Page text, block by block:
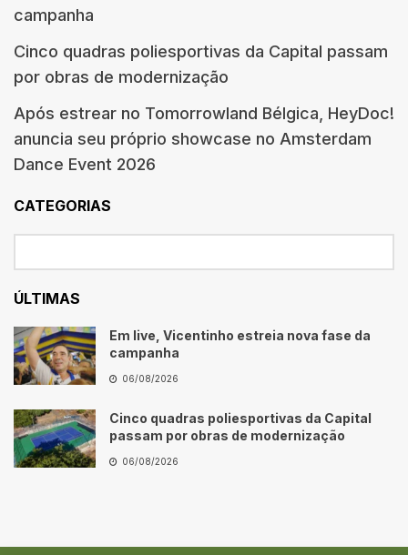
campanha
Cinco quadras poliesportivas da Capital passam
por obras de modernização
Após estrear no Tomorrowland Bélgica, HeyDoc!
anuncia seu próprio showcase no Amsterdam
Dance Event 2026
CATEGORIAS
ÚLTIMAS
Em live, Vicentinho estreia nova fase da
campanha
06/08/2026
Cinco quadras poliesportivas da Capital
passam por obras de modernização
06/08/2026